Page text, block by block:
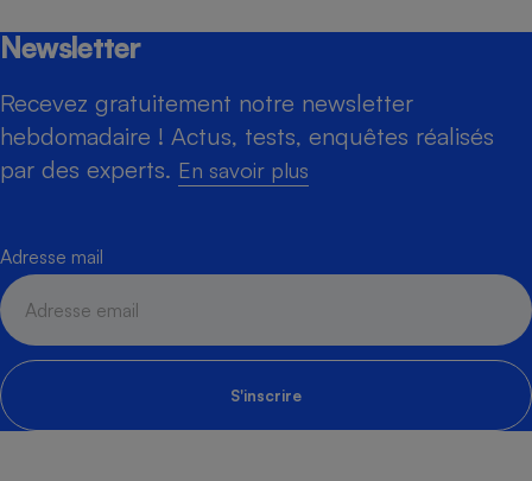
Newsletter
Recevez gratuitement notre newsletter
hebdomadaire ! Actus, tests, enquêtes réalisés
par des experts. En savoir plus
Adresse mail
S'inscrire